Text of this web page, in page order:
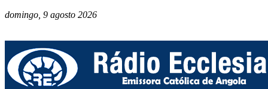
domingo, 9 agosto 2026